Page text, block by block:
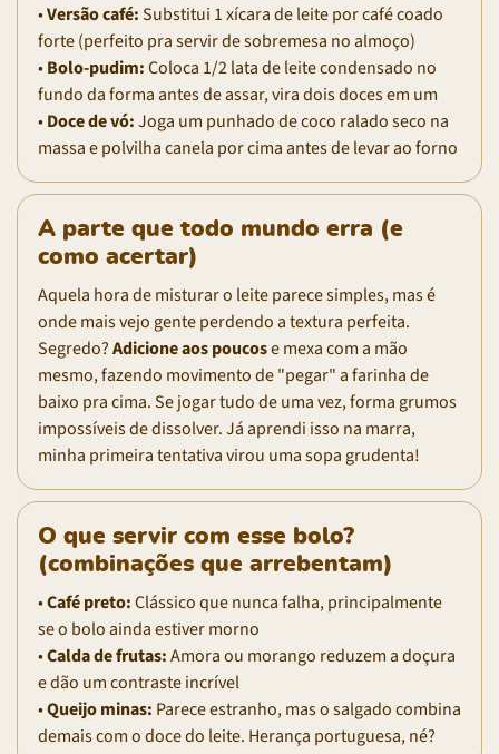
•Versão café:Substitui 1 xícara de leite por café coado
forte (perfeito pra servir de sobremesa no almoço)
•Bolo-pudim:Coloca 1/2 lata de leite condensado no
fundo da forma antes de assar, vira dois doces em um
•Doce de vó:Joga um punhado de coco ralado seco na
massa e polvilha canela por cima antes de levar ao forno
A parte que todo mundo erra (e
como acertar)
Aquela hora de misturar o leite parece simples, mas é
onde mais vejo gente perdendo a textura perfeita.
Segredo?Adicione aos poucose mexa com a mão
mesmo, fazendo movimento de "pegar" a farinha de
baixo pra cima. Se jogar tudo de uma vez, forma grumos
impossíveis de dissolver. Já aprendi isso na marra,
minha primeira tentativa virou uma sopa grudenta!
O que servir com esse bolo?
(combinações que arrebentam)
•Café preto:Clássico que nunca falha, principalmente
se o bolo ainda estiver morno
•Calda de frutas:Amora ou morango reduzem a doçura
e dão um contraste incrível
•Queijo minas: Parece estranho, mas o salgado combina
demais com o doce do leite. Herança portuguesa, né?